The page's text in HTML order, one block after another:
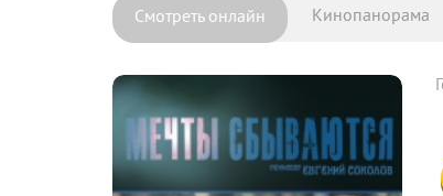
Смотреть онлайн Кинопанорама